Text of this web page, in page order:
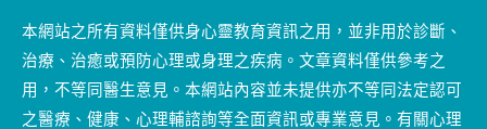
本網站之所有資料僅供身心靈教育資訊之用，並非用於診斷、
治療、治癒或預防心理或身理之疾病。文章資料僅供參考之
用，不等同醫生意見。本網站內容並未提供亦不等同法定認可
之醫療、健康、心理輔諮詢等全面資訊或專業意見。有關心理